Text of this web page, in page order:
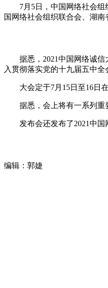
7月5日，中国网络社会
国网络社会组织联合会、湖
据悉，2021中国网络诚
入贯彻落实党的十九届五中
大会定于7月15日至16日
据悉，会上将有一系列重
发布会还发布了2021中
编辑：郭婕